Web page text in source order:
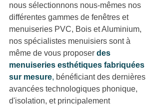
nous sélectionnons nous-mêmes nos
différentes gammes de fenêtres et
menuiseries PVC, Bois et Aluminium,
nos spécialistes menuisiers sont à
même de vous proposer des
menuiseries esthétiques fabriquées
sur mesure, bénéficiant des dernières
avancées technologiques phonique,
d'isolation, et principalement